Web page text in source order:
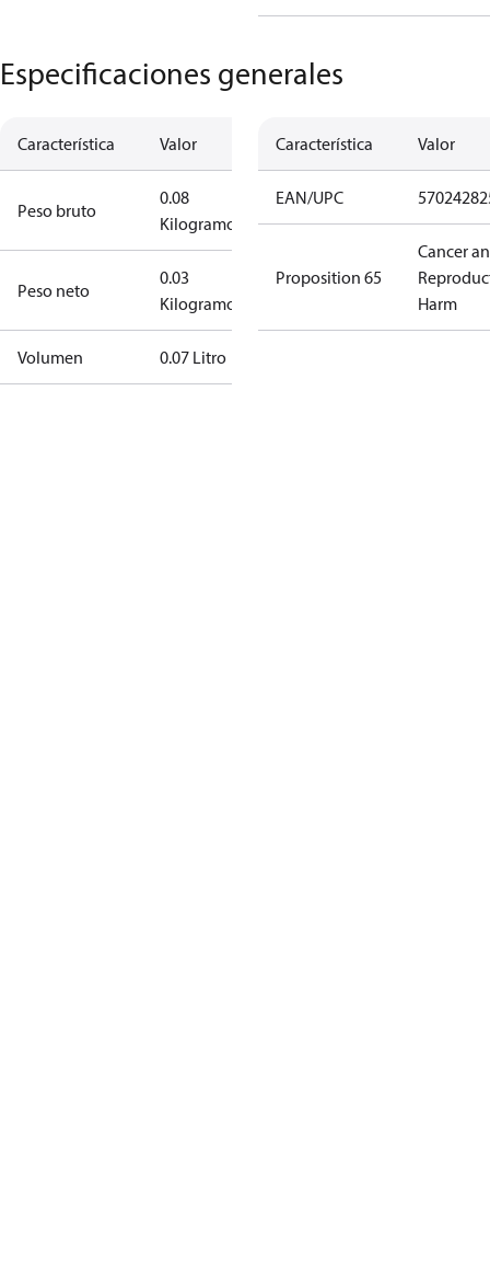
Especificaciones generales
Característica Valor
Peso bruto
0.08
Kilogramo
Peso neto
0.03
Kilogramo
Volumen 0.07 Litro
Característica Valor
EAN/UPC
Proposition 65
Cancer
Harm